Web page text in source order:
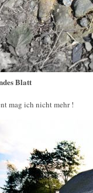
Blatt
mag ich nicht mehr !